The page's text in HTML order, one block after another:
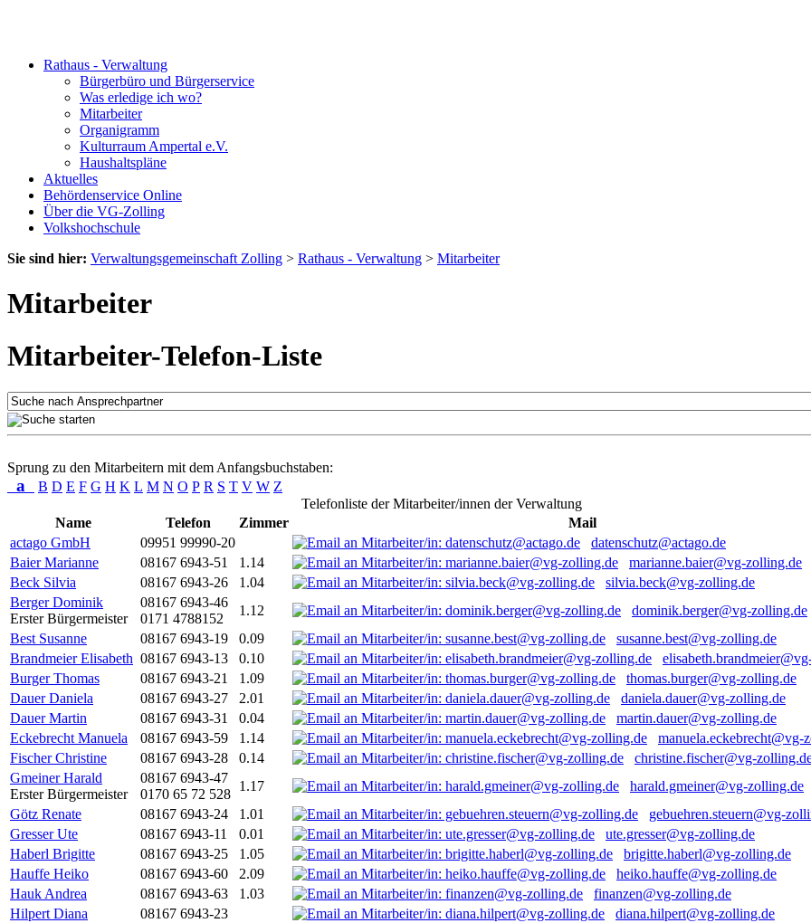
Rathaus - Verwaltung
Bürgerbüro und Bürgerservice
Was erledige ich wo?
Mitarbeiter
Organigramm
Kulturraum Ampertal e.V.
Haushaltspläne
Aktuelles
Behördenservice Online
Über die VG-Zolling
Volkshochschule
Sie sind hier: Verwaltungsgemeinschaft Zolling > Rathaus - Verwaltung > Mitarbeiter
Mitarbeiter
Mitarbeiter-Telefon-Liste
Sprung zu den Mitarbeitern mit dem Anfangsbuchstaben:
a B D E F G H K L M N O P R S T V W Z
Telefonliste der Mitarbeiter/innen der Verwaltung
Name
Telefon Zimmer
Mail
actago GmbH
09951 99990-20
datenschutz@actago.de
Baier Marianne
08167 6943-51 1.14
marianne.baier@vg-zolling.de
Beck Silvia
08167 6943-26 1.04
silvia.beck@vg-zolling.de
Berger Dominik
Erster Bürgermeister
08167 6943-46
0171 4788152
1.12
dominik.berger@vg-zolling.de
Best Susanne
08167 6943-19 0.09
susanne.best@vg-zolling.de
Brandmeier Elisabeth 08167 6943-13 0.10
Burger Thomas
08167 6943-21 1.09
thomas.burger@vg-zolling.de
Dauer Daniela
08167 6943-27 2.01
daniela.dauer@vg-zolling.de
Dauer Martin
08167 6943-31 0.04
martin.dauer@vg-zolling.de
Eckebrecht Manuela
08167 6943-59 1.14
manuela.eckebrecht@vg-
Fischer Christine
08167 6943-28 0.14
christine.fischer@vg-
Gmeiner Harald
Erster Bürgermeister
08167 6943-47
0170 65 72 528
1.17
harald.gmeiner@vg-zolling.de
Götz Renate
08167 6943-24 1.01
gebuehren.steuern@vg-
Gresser Ute
08167 6943-11 0.01
ute.gresser@vg-zolling.de
Haberl Brigitte
08167 6943-25 1.05
brigitte.haberl@vg-zolling.de
Hauffe Heiko
08167 6943-60 2.09
heiko.hauffe@vg-zolling.de
Hauk Andrea
08167 6943-63 1.03
finanzen@vg-zolling.de
Hilpert Diana
08167 6943-23
diana.hilpert@vg-zolling.de